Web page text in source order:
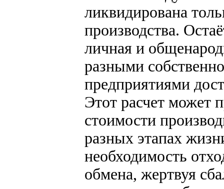
ликвидирована
производства.
личная и
разными
предприятиями
Этот расчет может
стоимости
разных этапах
необходимость
обмена, жертвуя